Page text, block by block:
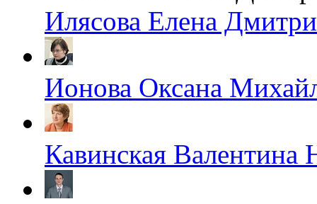
Илясова Елена
Ионова Оксана
Кавинская Валентина